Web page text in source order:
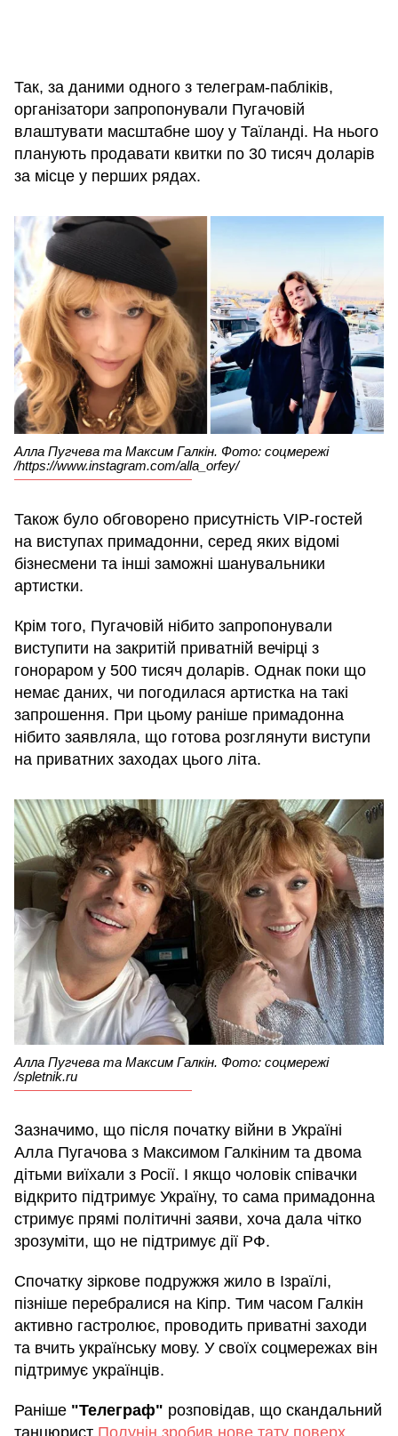
Так, за даними одного з телеграм-пабліків,
організатори запропонували Пугачовій
влаштувати масштабне шоу у Таїланді. На нього
планують продавати квитки по 30 тисяч доларів
за місце у перших рядах.
Алла Пугчева та Максим Галкін. Фото: соцмережі
/https://www.instagram.com/alla_orfey/
Також було обговорено присутність VIP-гостей
на виступах примадонни, серед яких відомі
бізнесмени та інші заможні шанувальники
артистки.
Крім того, Пугачовій нібито запропонували
виступити на закритій приватній вечірці з
гонораром у 500 тисяч доларів. Однак поки що
немає даних, чи погодилася артистка на такі
запрошення. При цьому раніше примадонна
нібито заявляла, що готова розглянути виступи
на приватних заходах цього літа.
Алла Пугчева та Максим Галкін. Фото: соцмережі
/spletnik.ru
Зазначимо, що після початку війни в Україні
Алла Пугачова з Максимом Галкіним та двома
дітьми виїхали з Росії. І якщо чоловік співачки
відкрито підтримує Україну, то сама примадонна
стримує прямі політичні заяви, хоча дала чітко
зрозуміти, що не підтримує дії РФ.
Спочатку зіркове подружжя жило в Ізраїлі,
пізніше перебралися на Кіпр. Тим часом Галкін
активно гастролює, проводить приватні заходи
та вчить українську мову. У своїх соцмережах він
підтримує українців.
Раніше "Телеграф" розповідав, що скандальний